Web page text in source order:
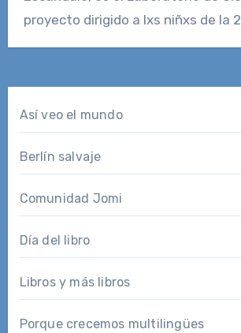
proyecto dirigido a lxs niñxs de la
Así veo el mundo
Berlín salvaje
Comunidad Jomi
Día del libro
Libros y más libros
Porque crecemos multilingües